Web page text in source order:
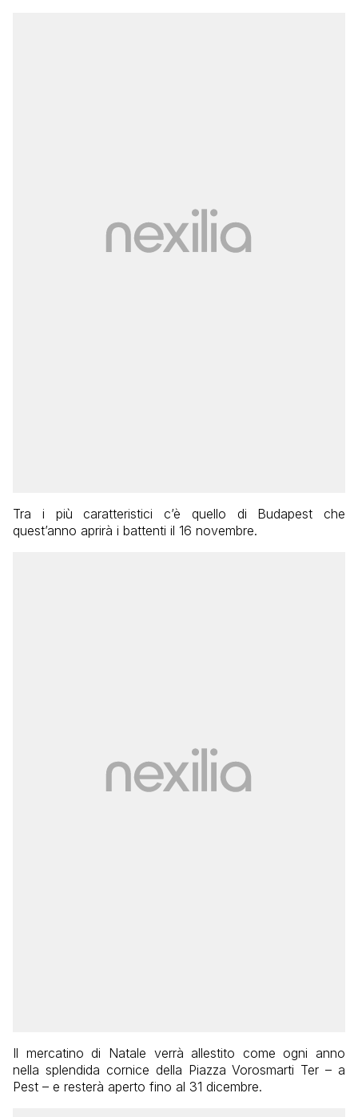
Tra i più caratteristici c’è quello di Budapest che
quest’anno aprirà i battenti il 16 novembre.
Il mercatino di Natale verrà allestito come ogni anno
nella splendida cornice della Piazza Vorosmarti Ter – a
Pest – e resterà aperto fino al 31 dicembre.